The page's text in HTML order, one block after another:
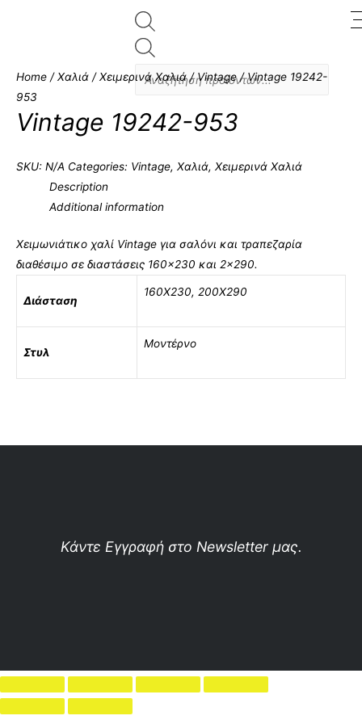
Home /Χαλιά /Χειμερινά Χαλιά/Vintage/ Vintage 19242-
953
Vintage 19242-953
SKU: N/A Categories: Vintage, Χαλιά, Χειμερινά Χαλιά
Description
Additional information
Χειμωνιάτικο χαλί Vintage για σαλόνι και τραπεζαρία
διαθέσιμο σε διαστάσεις 160×230 και 2×290.
Διάσταση
160X230, 200X290
Στυλ
Μοντέρνο
Κάντε Εγγραφή στο Newsletter μας.